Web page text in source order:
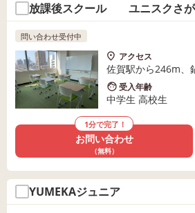
放課後スクール ユニスクさが
問い合わせ受付中
アクセス
佐賀駅から246m、
受入年齢
中学生 高校生
1分で完了！
お問い合わせ
（無料）
YUMEKAジュニア